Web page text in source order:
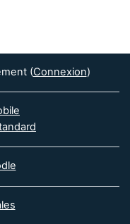
(Connexion)